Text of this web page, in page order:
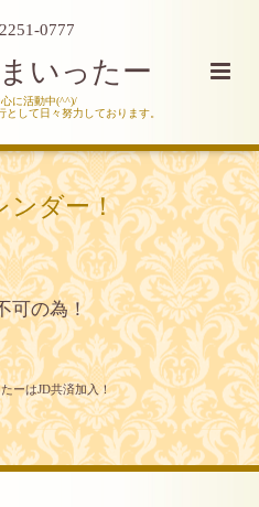
0777
いったー
に活動中(^^)/
して日々努力しております。
ンダー！
可の為！
ーはJD共済加入！